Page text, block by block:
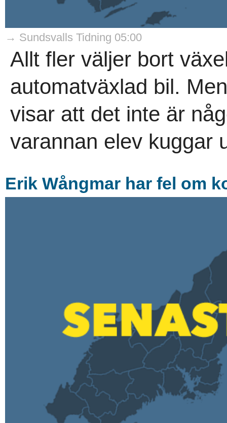
→ Sundsvalls Tidning 05:00
Allt fler väljer bort
automatväxlad bil.
visar att det inte är
varannan elev kuggar
Erik Wångmar har fel om